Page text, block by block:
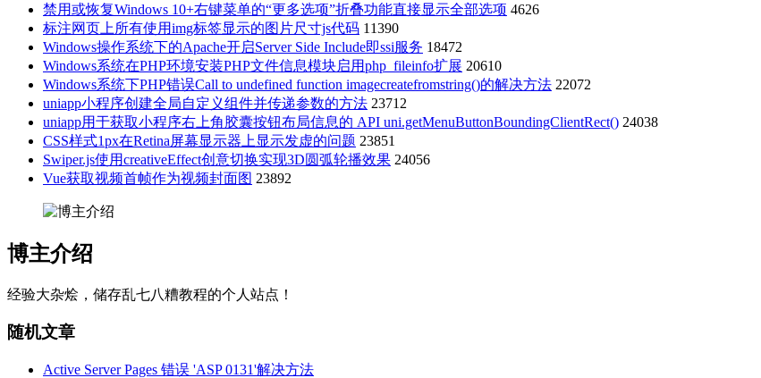
禁用或恢复Windows 10+右键菜单的“更多选项”折叠功能直接显示全部选项 4626
标注网页上所有使用img标签显示的图片尺寸js代码 11390
Windows操作系统下的Apache开启Server Side Include即ssi服务 18472
Windows系统在PHP环境安装PHP文件信息模块启用php_fileinfo扩展 20610
Windows系统下PHP错误Call to undefined function imagecreatefromstring()的解决方法 22072
uniapp小程序创建全局自定义组件并传递参数的方法 23712
uniapp用于获取小程序右上角胶囊按钮布局信息的 API uni.getMenuButtonBoundingClientRect() 24038
CSS样式1px在Retina屏幕显示器上显示发虚的问题 23851
Swiper.js使用creativeEffect创意切换实现3D圆弧轮播效果 24056
Vue获取视频首帧作为视频封面图 23892
博主介绍
经验大杂烩，储存乱七八糟教程的个人站点！
随机文章
Active Server Pages 错误 'ASP 0131'解决方法